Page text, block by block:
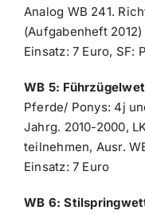
Analog WB 241.
(Aufgabenheft 2012)
Einsatz: 7 Euro, SF: P
WB 5:
Pferde/ Ponys: 4j
Jahrg. 2010-2000,
teilnehmen, Ausr.
Einsatz: 7 Euro
WB 6: